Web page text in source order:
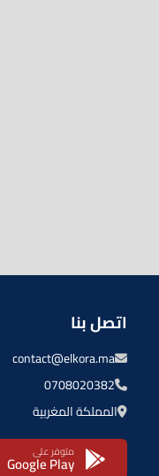
اتصل بنا
contact@elkora.ma
0708020382
المملكة المغربية
متوفر على
Google Play